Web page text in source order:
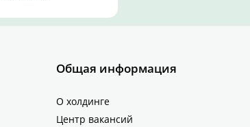
Общая информация
О холдинге
Центр вакансий